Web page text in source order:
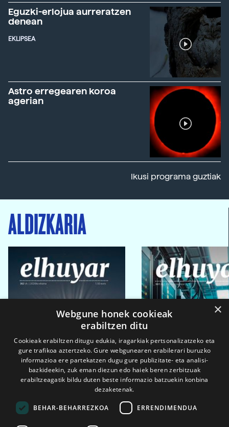
Eguzki-erlojua aurreratzen
denean
EKLIPSEA
Astro erregearen koroa
agerian
Ikusi programa guztiak
ALDIZKARIA
×
Webgune honek cookieak
erabiltzen ditu
Cookieak erabiltzen ditugu edukia, iragarkiak pertsonalizatzeko eta
gure trafikoa aztertzeko. Gure webgunearen erabilerari buruzko
informazioa ere partekatzen dugu gure publizitate- eta analisi-
bazkideekin, zuk eman diezun edo haiek beren zerbitzuak
erabiltzeagatik bildu duten beste informazio batzuekin konbina
dezaketenak.
BEHAR-BEHARREZKOA ERRENDIMENDUA